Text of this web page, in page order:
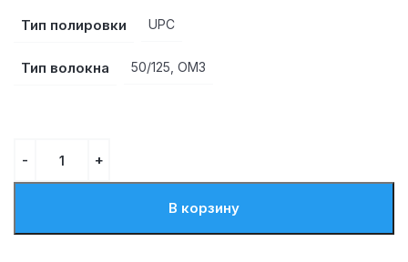
Тип полировки UPC
Тип волокна 50/125, OM3
В корзину